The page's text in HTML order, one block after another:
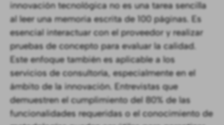
innovación tecnológica no es una tarea sencilla
al leer una memoria escrita de 100 páginas. Es
esencial interactuar con el proveedor y realizar
pruebas de concepto para evaluar la calidad.
Este enfoque también es aplicable a los
servicios de consultoría, especialmente en el
ámbito de la innovación. Entrevistas que
demuestren el cumplimiento del 80% de las
funcionalidades requeridas o el conocimiento de